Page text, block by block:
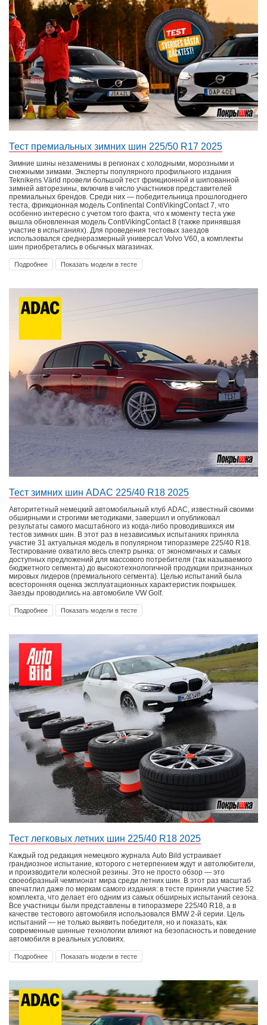
Тест премиальных зимних шин 225/50 R17 2025
Зимние шины незаменимы в регионах с холодными, морозными и
снежными зимами. Эксперты популярного профильного издания
Teknikens Värld провели большой тест фрикционной и шипованной
зимней авторезины, включив в число участников представителей
премиальных брендов. Среди них — победительница прошлогоднего
теста, фрикционная модель Continental ContiVikingContact 7, что
особенно интересно с учетом того факта, что к моменту теста уже
вышла обновленная модель ContiVikingContact 8 (также принявшая
участие в испытаниях). Для проведения тестовых заездов
использовался среднеразмерный универсал Volvo V60, а комплекты
шин приобретались в обычных магазинах.
Подробнее Показать модели в тесте
Тест зимних шин ADAC 225/40 R18 2025
Авторитетный немецкий автомобильный клуб ADAC, известный своими
обширными и строгими методиками, завершил и опубликовал
результаты самого масштабного из когда-либо проводившихся им
тестов зимних шин. В этот раз в независимых испытаниях приняла
участие 31 актуальная модель в популярном типоразмере 225/40 R18.
Тестирование охватило весь спектр рынка: от экономичных и самых
доступных предложений для массового потребителя (так называемого
бюджетного сегмента) до высокотехнологичной продукции признанных
мировых лидеров (премиального сегмента). Целью испытаний была
всесторонняя оценка эксплуатационных характеристик покрышек.
Заезды проводились на автомобиле VW Golf.
Подробнее Показать модели в тесте
Тест легковых летних шин 225/40 R18 2025
Каждый год редакция немецкого журнала Auto Bild устраивает
грандиозное испытание, которого с нетерпением ждут и автолюбители,
и производители колесной резины. Это не просто обзор — это
своеобразный чемпионат мира среди летних шин. В этот раз масштаб
впечатлил даже по меркам самого издания: в тесте приняли участие 52
комплекта, что делает его одним из самых обширных испытаний сезона.
Все участницы были представлены в типоразмере 225/40 R18, а в
качестве тестового автомобиля использовался BMW 2-й серии. Цель
испытаний — не только выявить победителя, но и показать, как
современные шинные технологии влияют на безопасность и поведение
автомобиля в реальных условиях.
Подробнее Показать модели в тесте